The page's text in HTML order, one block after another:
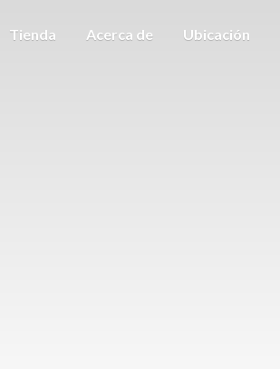
Tienda Acerca de Ubicación